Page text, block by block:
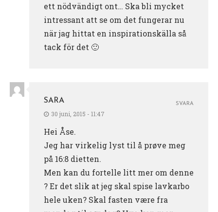
ett nödvändigt ont… Ska bli mycket
intressant att se om det fungerar nu
när jag hittat en inspirationskälla så
tack för det 🙂
SARA
30 juni, 2015 - 11:47
Hei Åse.
Jeg har virkelig lyst til å prøve meg
på 16:8 dietten.
Men kan du fortelle litt mer om denne
? Er det slik at jeg skal spise lavkarbo
hele uken? Skal fasten være fra
SVARA